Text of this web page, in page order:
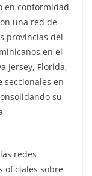
en conformidad
una red de
provincias del
en el
Jersey, Florida,
seccionales en
su
redes
oficiales sobre